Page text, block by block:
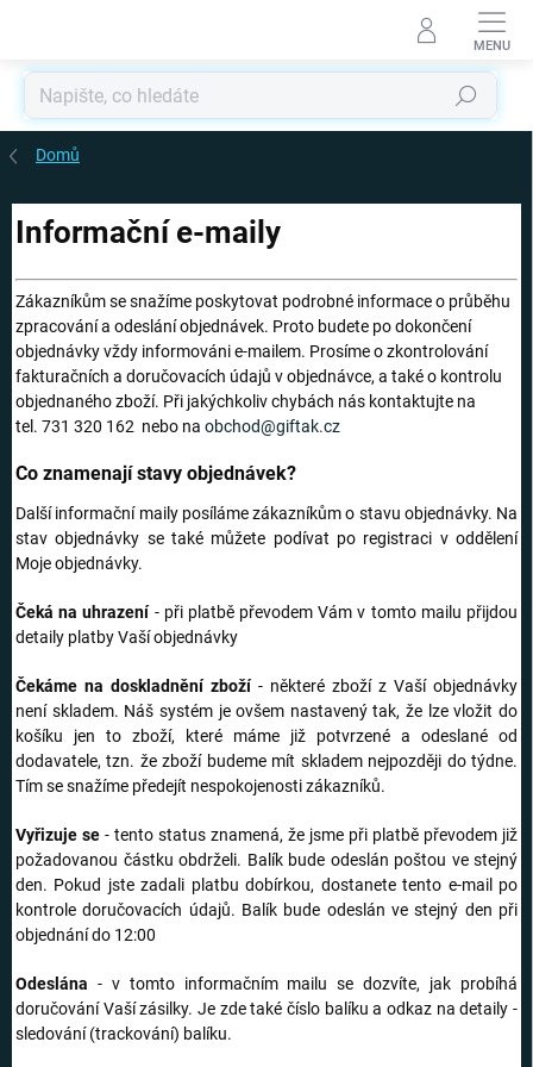
Hledat
Domů
Informační e-maily
Zákazníkům se snažíme poskytovat podrobné informace o průběhu
zpracování a odeslání objednávek. Proto budete po dokončení
objednávky vždy informováni e-mailem. Prosíme o zkontrolování
fakturačních a doručovacích údajů v objednávce, a také o kontrolu
objednaného zboží. Při jakýchkoliv chybách nás kontaktujte na
tel. 731 320 162 nebo na obchod@giftak.cz
Co znamenají stavy objednávek?
Další informační maily posíláme zákazníkům o stavu objednávky. Na
stav objednávky se také můžete podívat po registraci v oddělení
Moje objednávky.
Čeká na uhrazení- při platbě převodem Vám v tomto mailu přijdou
detaily platby Vaší objednávky
Čekáme na doskladnění zboží- některé zboží z Vaší objednávky
není skladem. Náš systém je ovšem nastavený tak, že lze vložit do
košíku jen to zboží, které máme již potvrzené a odeslané od
dodavatele, tzn. že zboží budeme mít skladem nejpozději do týdne.
Tím se snažíme předejít nespokojenosti zákazníků.
Vyřizuje se - tento status znamená, že jsme při platbě převodem již
požadovanou částku obdrželi. Balík bude odeslán poštou ve stejný
den. Pokud jste zadali platbu dobírkou, dostanete tento e-mail po
kontrole doručovacích údajů. Balík bude odeslán ve stejný den při
objednání do 12:00
Odeslána - v tomto informačním mailu se dozvíte, jak probíhá
doručování Vaší zásilky. Je zde také číslo balíku a odkaz na detaily -
sledování (trackování) balíku.